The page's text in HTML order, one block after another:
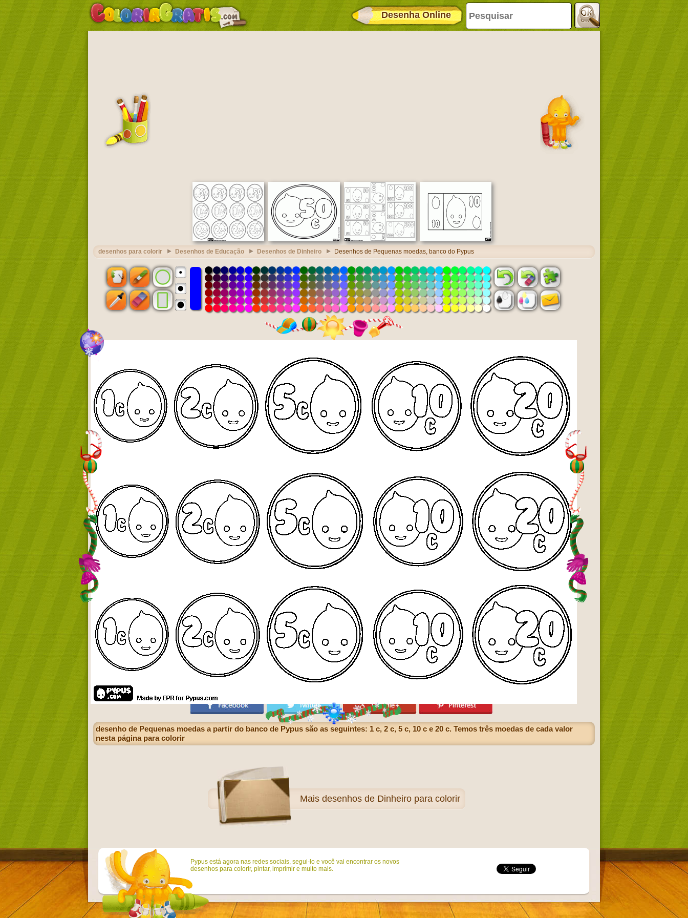
Desenha Online
desenhos para colorir Desenhos de Educação Desenhos de Dinheiro Desenhos de Pequenas moedas, banco do Pypus
desenho de Pequenas moedas a partir do banco de Pypus são as seguintes: 1 c, 2 c, 5 c, 10 c e 20 c. Temos três moedas de cada valor
nesta página para colorir
Mais desenhos de Dinheiro para colorir
Pypus está agora nas redes sociais, segui-lo e você vai encontrar os novos
desenhos para colorir, pintar, imprimir e muito mais.